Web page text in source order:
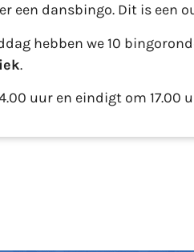
een dansbingo. Dit is
hebben we 10
.
uur en eindigt om 17.00